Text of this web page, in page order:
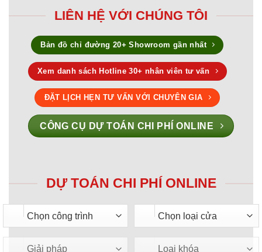
LIÊN HỆ VỚI CHÚNG TÔI
Bản đồ chỉ đường 20+ Showroom gần nhất
Xem danh sách Hotline 30+ nhân viên tư vấn
ĐẶT LỊCH HẸN TƯ VẤN VỚI CHUYÊN GIA
CÔNG CỤ DỰ TOÁN CHI PHÍ ONLINE
DỰ TOÁN CHI PHÍ ONLINE